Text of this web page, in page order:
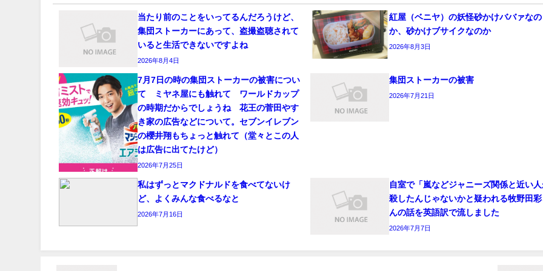
当たり前のことをいってるんだろうけど、
集団ストーカーにあって、盗撮盗聴されて
いると生活できないですよね
2026年8月4日
紅屋（ベニヤ）の妖怪砂かけババァなの
か、砂かけブサイクなのか
2026年8月3日
7月7日の時の集団ストーカーの被害につい
て ミヤネ屋にも触れて ワールドカップ
の時期だからでしょうね 花王の菅田やす
き家の広告などについて。セブンイレブン
の櫻井翔もちょっと触れて（堂々とこの人
は広告に出てたけど）
2026年7月25日
集団ストーカーの被害
2026年7月21日
私はずっとマクドナルドを食べてないけ
ど、よくみんな食べるなと
2026年7月16日
自室で「嵐などジャニーズ関係と近い
殺したんじゃないかと疑われる牧野田
んの話を英語訳で流しました
2026年7月7日